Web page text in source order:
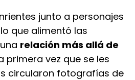
junto a personajes
que alimentó las
relación más allá de
primera vez que se les
circularon fotografías de